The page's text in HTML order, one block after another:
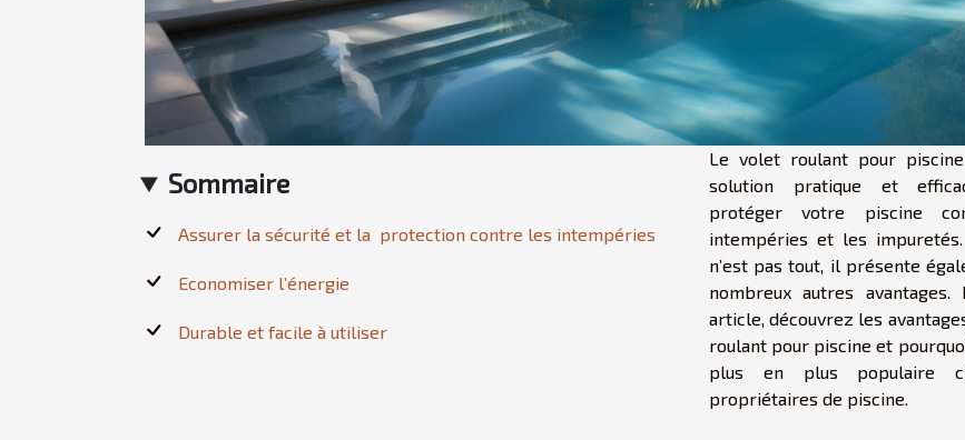
Sommaire
Assurer la sécurité et la protection contre les intempéries
Economiser l’énergie
Durable et facile à utiliser
Le volet roulant pour
solution pratique et
protéger votre piscine
intempéries et les
n’est pas tout, il présente
nombreux autres avantages.
article, découvrez les
roulant pour piscine et
plus en plus populaire
propriétaires de piscine.